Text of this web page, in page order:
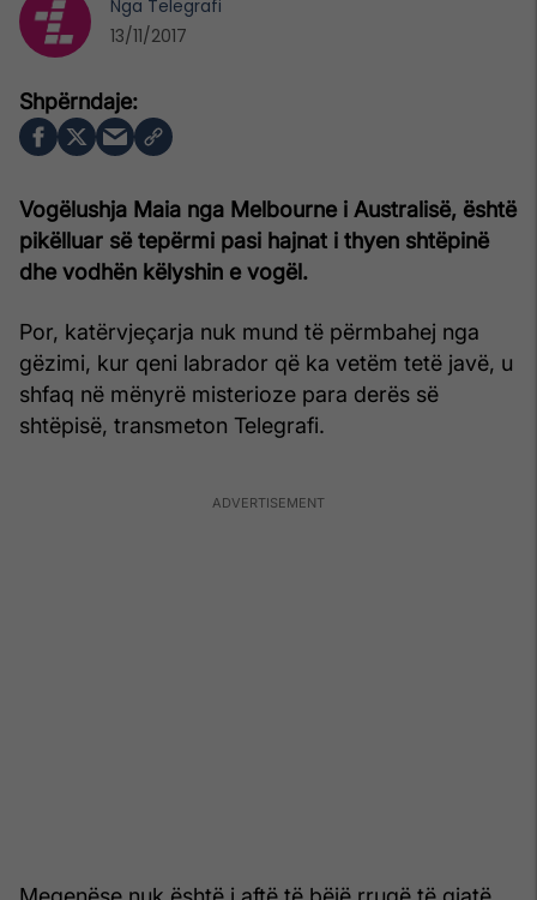
Vogëlushja Maia nga Melbourne i Australisë, është
pikëlluar së tepërmi pasi hajnat i thyen shtëpinë
dhe vodhën këlyshin e vogël.
Por, katërvjeçarja nuk mund të përmbahej nga
gëzimi, kur qeni labrador që ka vetëm tetë javë, u
shfaq në mënyrë misterioze para derës së
shtëpisë, transmeton Telegrafi.
Nga Telegrafi
13/11/2017